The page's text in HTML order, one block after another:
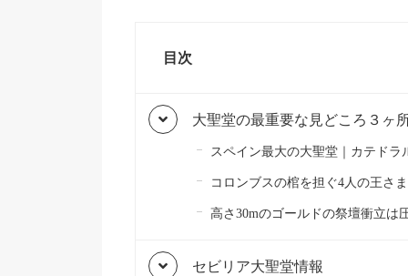
目次
大聖堂の最重要な見どころ３ヶ
スペイン最大の大聖堂｜カテドラ
コロンブスの棺を担ぐ4人の王さま
高さ30mのゴールドの祭壇衝立は
セビリア大聖堂情報